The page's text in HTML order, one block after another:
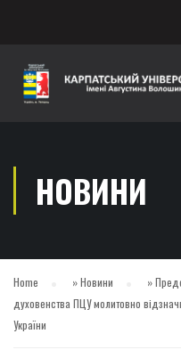
НОВИНИ
Home »Новини »
духовенства ПЦУ молитовно
України